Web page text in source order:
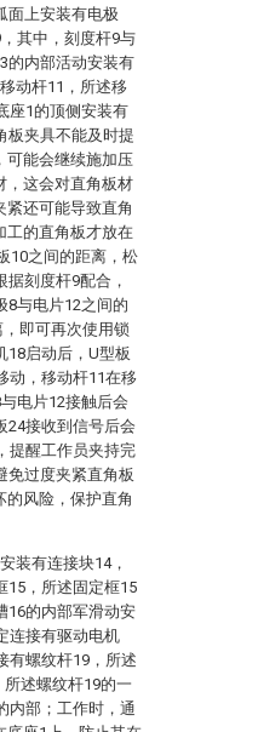
面上安装有电极
其中，刻度杆9与
的内部活动安装有
动杆11，所述移
座1的顶侧安装有
板夹具不能及时提
可能会继续施加压
，这会对直角板材
紧还可能导致直角
工的直角板才放在
10之间的距离，松
刻度杆9配合，
8与电片12之间的
即可再次使用锁
18启动后，U型板
动，移动杆11在移
电片12接触后会
24接收到信号后会
提醒工作员夹持完
免过度夹紧直角板
的风险，保护直角
装有连接块14，
15，所述固定框15
16的内部军滑动安
连接有驱动电机
有螺纹杆19，所述
述螺纹杆19的一
内部；工作时，通